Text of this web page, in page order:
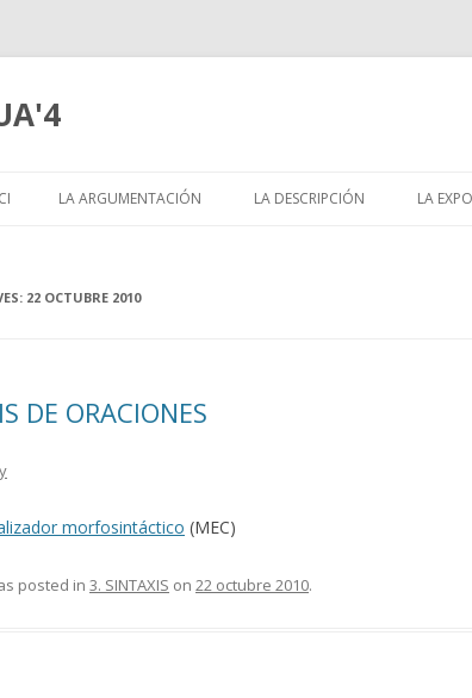
LA ARGUMENTACIÓN LA DESCRIPCIÓN LA
22 OCTUBRE 2010
DE ORACIONES
morfosintáctico (MEC)
posted in 3. SINTAXIS on 22 octubre 2010.